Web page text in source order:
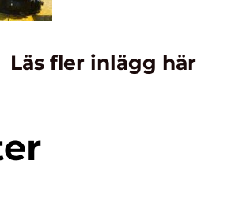
Läs fler inlägg här